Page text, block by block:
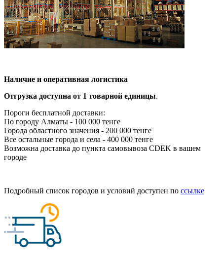
Наличие и оперативная логистика
Отгрузка доступна от 1 товарной единицы.
Пороги бесплатной доставки:
По городу Алматы - 100 000 тенге
Города областного значения - 200 000 тенге
Все остальные города и села - 400 000 тенге
Возможна доставка до пункта самовывоза CDEK в вашем
городе
Подробный список городов и условий доступен по ссылке